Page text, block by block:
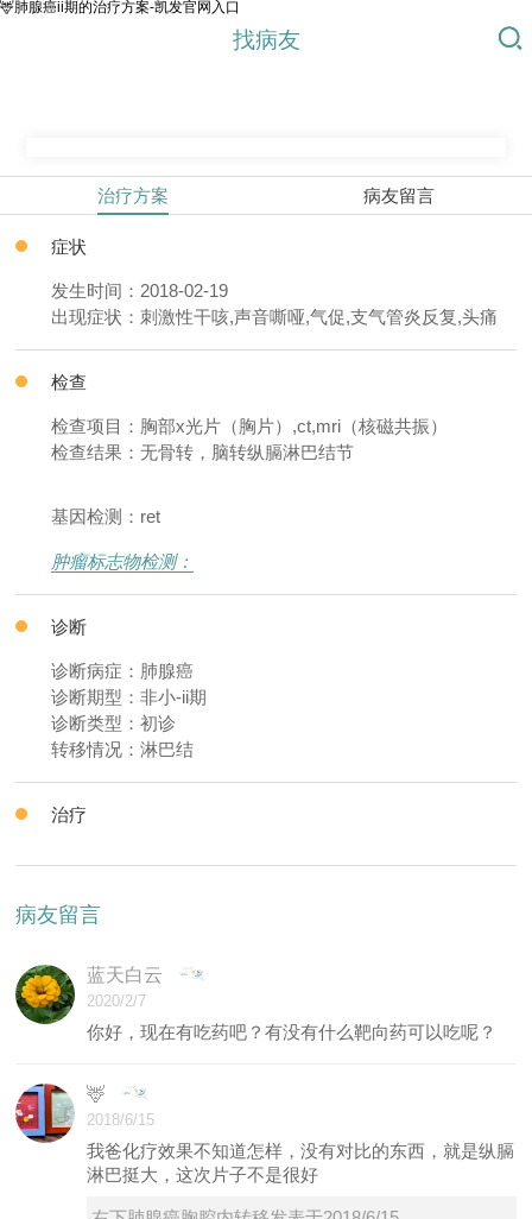
🦌肺腺癌ii期的治疗方案-凯发官网入口
找病友
治疗方案 病友留言
症状
发生时间：2018-02-19
出现症状：刺激性干咳,声音嘶哑,气促,支气管炎反复,头痛
检查
检查项目：胸部x光片（胸片）,ct,mri（核磁共振）
检查结果：无骨转，脑转纵膈淋巴结节
基因检测：ret
肿瘤标志物检测：
诊断
诊断病症：肺腺癌
诊断期型：非小-ii期
诊断类型：初诊
转移情况：淋巴结
治疗
病友留言
蓝天白云
2020/2/7
你好，现在有吃药吧？有没有什么靶向药可以吃呢？
🦌
2018/6/15
我爸化疗效果不知道怎样，没有对比的东西，就是纵膈
淋巴挺大，这次片子不是很好